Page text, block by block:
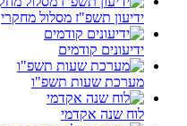
ידיעון תשפ"ז מסלול מחקרי
ידיעונים קודמים
מערכת שעות תשפ"ו
לוח שנה אקדמי